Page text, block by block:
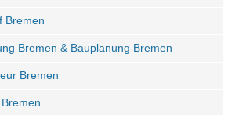
Bremen
Bremen & Bauplanung Bremen
Bremen